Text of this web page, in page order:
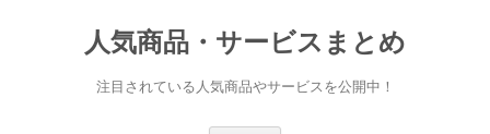
人気商品・サービスまとめ
注目されている人気商品やサービスを公開中！